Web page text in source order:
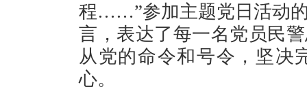
程……”参加主题党日活动
言，表达了每一名党员民
从党的命令和号令，坚决
心。